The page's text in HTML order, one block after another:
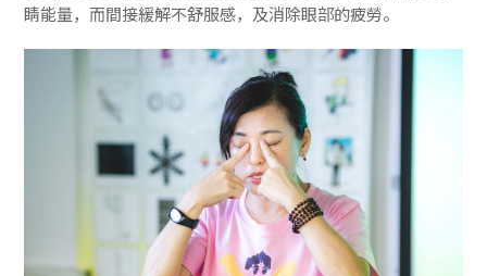
睛能量，而間接緩解不舒服感，及消除眼部的疲勞。